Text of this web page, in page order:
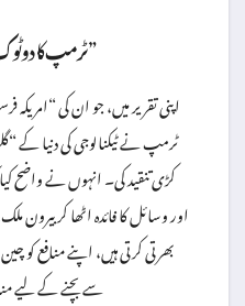
ٹرمپ کا دوٹوک پیغام: “یہ کھیل اب ختم ہو چکا ہے”
اپنی تقریر میں، جو ان کی
ٹرمپ نے ٹیکنالوجی کی دنیا کے
کڑی تنقید کی۔ انہوں نے واضح
اور وسائل کا فائدہ اٹھا کر
بھرتی کرتی ہیں، اپنے منافع کو
سے بچنے کے لیے